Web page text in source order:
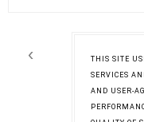
‹
THIS SITE
SERVICES
AND USER-